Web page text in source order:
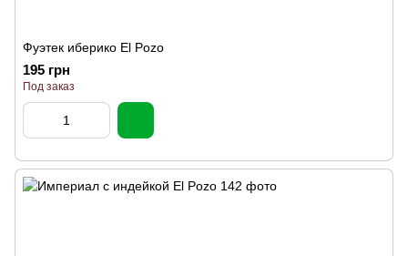
Фуэтек иберико El Pozo
195 грн
Под заказ